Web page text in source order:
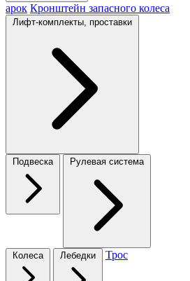
арок Кронштейн запасного колеса
Лифт-комплекты, проставки
Подвеска Рулевая система
Колеса Лебедки Трос